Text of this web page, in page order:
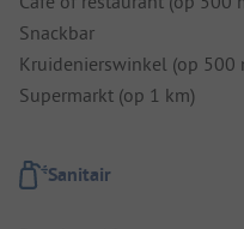
Snackbar
Kruidenierswinkel (op 500
Supermarkt (op 1 km)
Sanitair